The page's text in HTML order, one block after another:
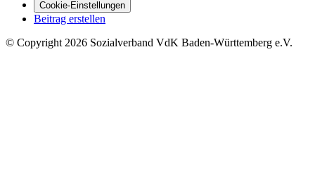
Cookie-Einstellungen
Beitrag erstellen
© Copyright2026 Sozialverband VdK Baden-Württemberg e.V.